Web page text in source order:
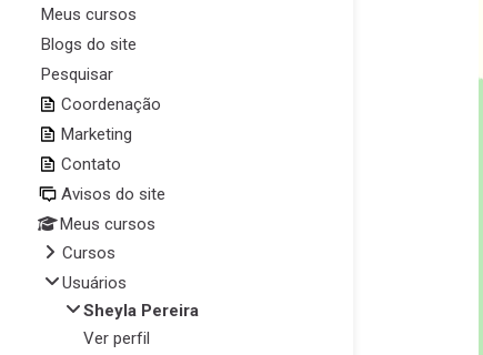
Meus cursos
Blogs do site
Pesquisar
Coordenação
Marketing
Contato
Avisos do site
Meus cursos
Cursos
Usuários
Sheyla Pereira
Ver perfil